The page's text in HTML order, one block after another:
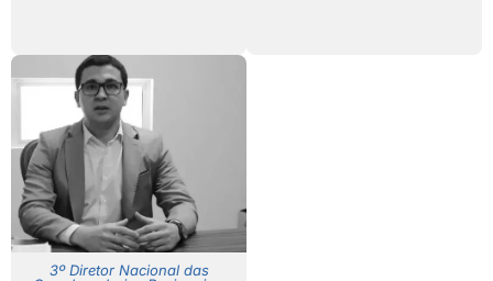
3º Diretor Nacional das